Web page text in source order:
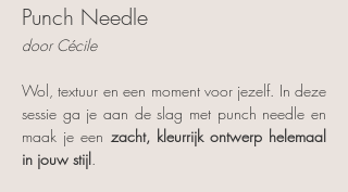
Punch Needle
door Cécile
Wol, textuur en een moment voor jezelf. In deze
sessie ga je aan de slag met punch needle en
maak je een zacht, kleurrijk ontwerp helemaal
in jouw stijl